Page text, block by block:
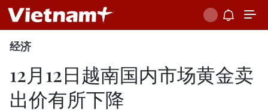
经济
12月12日越南国内市场黄金卖
出价有所下降